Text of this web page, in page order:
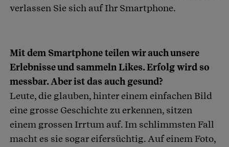
verlassen Sie sich auf Ihr Smartphone.
Mit dem Smartphone teilen wir auch unsere
Erlebnisse und sammeln Likes. Erfolg wird so
messbar. Aber ist das auch gesund?
Leute, die glauben, hinter einem einfachen Bild
eine grosse Geschichte zu erkennen, sitzen
einem grossen Irrtum auf. Im schlimmsten Fall
macht es sie sogar eifersüchtig. Auf einem Foto,